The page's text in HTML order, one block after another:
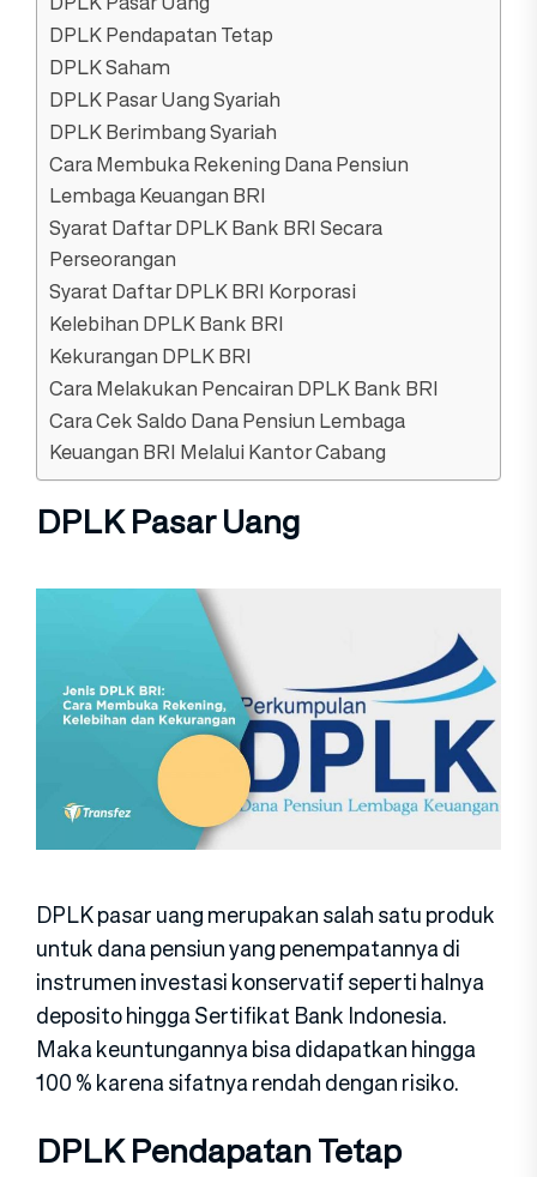
DPLK Pendapatan Tetap
DPLK Saham
DPLK Pasar Uang Syariah
DPLK Berimbang Syariah
Cara Membuka Rekening Dana Pensiun
Lembaga Keuangan BRI
Syarat Daftar DPLK Bank BRI Secara
Perseorangan
Syarat Daftar DPLK BRI Korporasi
Kelebihan DPLK Bank BRI
Kekurangan DPLK BRI
Cara Melakukan Pencairan DPLK Bank BRI
Cara Cek Saldo Dana Pensiun Lembaga
Keuangan BRI Melalui Kantor Cabang
DPLK Pasar Uang
DPLK pasar uang merupakan salah satu produk
untuk dana pensiun yang penempatannya di
instrumen investasi konservatif seperti halnya
deposito hingga Sertifikat Bank Indonesia.
Maka keuntungannya bisa didapatkan hingga
100 % karena sifatnya rendah dengan risiko.
DPLK Pendapatan Tetap